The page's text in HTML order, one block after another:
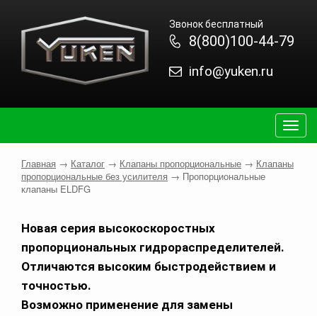
Звонок бесплатный
8(800)100-44-79
info@yuken.ru
Главная → Каталог → Клапаны пропорциональные → Клапаны
пропорциональные без усилителя → Пропорциональные
клапаны ELDFG
Новая серия высокоскоростных
пропорциональных гидрораспределителей.
Отличаются высоким быстродействием и
точностью.
Возможно применение для замены